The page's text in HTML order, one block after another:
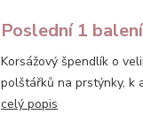
Poslední 1 balení
Korsážový špendlík o
polštářků na prstýnky, k
celý popis